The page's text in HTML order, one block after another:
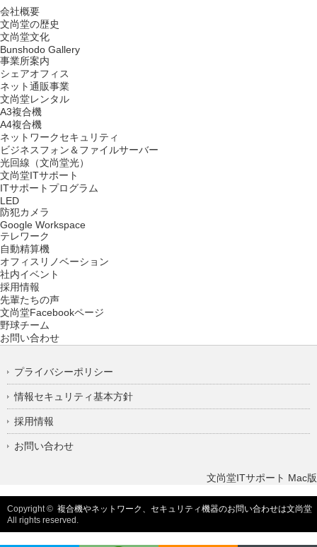
会社概要
文尚堂の歴史
文尚堂文化
Bunshodo Gallery
事業所案内
シェアオフィス
ネット通販事業
文尚堂レンタル
A3複合機
A4複合機
ネットワークセキュリティ
ビジネスフォン＆ファイルサーバー
光回線（文尚堂光）
文尚堂ITサポート
ITサポートプログラム
LED
防犯カメラ
Google Workspace
テレワーク
自動精算機
オフィスリノベーション
社内イベント
採用情報
先輩たちの声
文尚堂Facebookページ
野球チーム
お問い合わせ
プライバシーポリシー
情報セキュリティ基本方針
採用情報
お問い合わせ
文尚堂ITサポート Mac版
Copyright © 複合機やネットワーク、セキュリティ機器のお問い合わせは文尚堂
All rights reserved.